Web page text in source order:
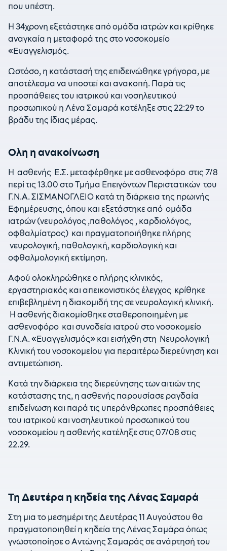
που υπέστη.
Η 34χρονη εξετάστηκε από ομάδα ιατρών και κρίθηκε
αναγκαία η μεταφορά της στο νοσοκομείο
«Ευαγγελισμός.
Ωστόσο, η κατάστασή της επιδεινώθηκε γρήγορα, με
αποτέλεσμα να υποστεί και ανακοπή. Παρά τις
προσπάθειες του ιατρικού και νοσηλευτικού
προσωπικού η Λένα Σαμαρά κατέληξε στις 22:29 το
βράδυ της ίδιας μέρας.
Ολη η ανακοίνωση
Η ασθενής Ε.Σ. μεταφέρθηκε με ασθενοφόρο στις 7/8
περί τις 13.00 στο Τμήμα Επειγόντων Περιστατικών του
Γ.Ν.Α. ΣΙΣΜΑΝΟΓΛΕΙΟ κατά τη διάρκεια της πρωινής
Εφημέρευσης, όπου και εξετάστηκε από ομάδα
ιατρών (νευρολόγος ,παθολόγος , καρδιολόγος,
οφθαλμίατρος) και πραγματοποιήθηκε πλήρης
νευρολογική, παθολογική, καρδιολογική και
οφθαλμολογική εκτίμηση.
Αφού ολοκληρώθηκε ο πλήρης κλινικός,
εργαστηριακός και απεικονιστικός έλεγχος κρίθηκε
επιβεβλημένη η διακομιδή της σε νευρολογική κλινική.
Η ασθενής διακομίσθηκε σταθεροποιημένη με
ασθενοφόρο και συνοδεία ιατρού στο νοσοκομείο
Γ.Ν.Α. «Ευαγγελισμός» και εισήχθη στη Νευρολογική
Κλινική του νοσοκομείου για περαιτέρω διερεύνηση και
αντιμετώπιση.
Κατά την διάρκεια της διερεύνησης των αιτιών της
κατάστασης της, η ασθενής παρουσίασε ραγδαία
επιδείνωση και παρά τις υπεράνθρωπες προσπάθειες
του ιατρικού και νοσηλευτικού προσωπικού του
νοσοκομείου η ασθενής κατέληξε στις 07/08 στις
22.29.
Τη Δευτέρα η κηδεία της Λένας Σαμαρά
Στη μια το μεσημέρι της Δευτέρας 11 Αυγούστου θα
πραγματοποιηθεί η κηδεία της Λένας Σαμάρα όπως
γνωστοποίησε ο Αντώνης Σαμαράς σε ανάρτησή του